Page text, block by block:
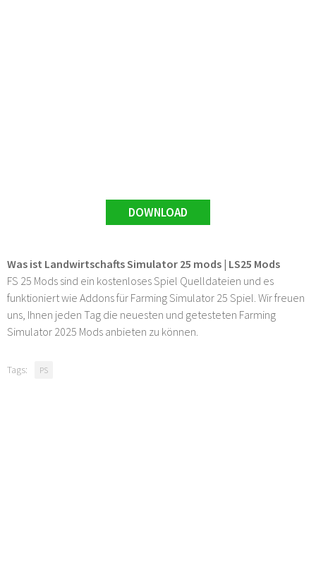
DOWNLOAD
Was ist Landwirtschafts Simulator 25 mods | LS25 Mods
FS 25 Mods sind ein kostenloses Spiel Quelldateien und es
funktioniert wie Addons für Farming Simulator 25 Spiel. Wir freuen
uns, Ihnen jeden Tag die neuesten und getesteten Farming
Simulator 2025 Mods anbieten zu können.
Tags: PS